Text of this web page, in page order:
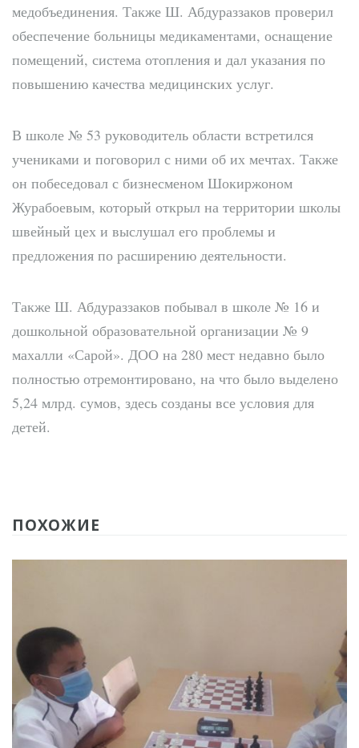
медобъединения. Также Ш. Абдураззаков проверил
обеспечение больницы медикаментами, оснащение
помещений, система отопления и дал указания по
повышению качества медицинских услуг.
В школе № 53 руководитель области встретился
учениками и поговорил с ними об их мечтах. Также
он побеседовал с бизнесменом Шокиржоном
Журабоевым, который открыл на территории школы
швейный цех и выслушал его проблемы и
предложения по расширению деятельности.
Также Ш. Абдураззаков побывал в школе № 16 и
дошкольной образовательной организации № 9
махалли «Сарой». ДОО на 280 мест недавно было
полностью отремонтировано, на что было выделено
5,24 млрд. сумов, здесь созданы все условия для
детей.
ПОХОЖИЕ